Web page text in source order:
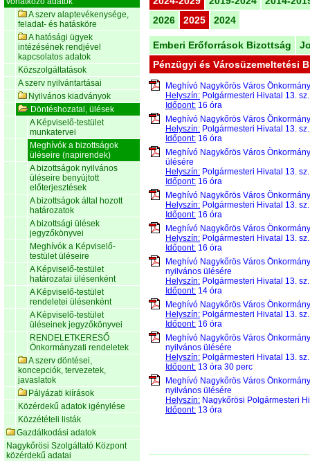
A szerv alaptevékenysége,
feladat- és hatásköre
A hatósági ügyek
intézésének rendjével
kapcsolatos adatok
Közszolgáltatások
A szerv nyilvántartásai
Nyilvános kiadványok
Döntéshozatal, ülések
A Képviselő-testület
munkatervei
Meghívók a bizottságok
üléseire (napirendek)
A bizottságok nyilvános
üléseire benyújtott
előterjesztések
A bizottságok által hozott
határozatok
A bizottsági ülések
jegyzőkönyvei
Meghívók a Képviselő-
testület üléseire
A Képviselő-testület
határozatai ülésenként
A Képviselő-testület
rendeletei ülésenként
A Képviselő-testület
üléseinek jegyzőkönyvei
RENDELETKERESŐ
Önkormányzati rendeletek
A szerv döntései,
koncepciók, tervezetek,
javaslatok
Pályázati kiírások
Közérdekű adatok igénylése
Közzétételi listák
Gazdálkodási adatok
Nagykőrösi Szolgáltató Központ
közérdekű adatai
2026
2025 2024
Emberi Erőforrások Bizottság
Pénzügyi és Városüzemeltetési
Meghívó Nagykőrös Város
Helyszín: Polgármesteri Hivatal 13.
Időpont: 16 óra
Meghívó Nagykőrös Város
Helyszín: Polgármesteri Hivatal 13.
Időpont: 16 óra
Meghívó Nagykőrös Város
ülésére
Helyszín: Polgármesteri Hivatal 13.
Időpont: 16 óra
Meghívó Nagykőrös Város
Helyszín: Polgármesteri Hivatal 13.
Időpont: 16 óra
Meghívó Nagykőrös Város
Helyszín: Polgármesteri Hivatal 13.
Időpont: 16 óra
Meghívó Nagykőrös Város
nyilvános ülésére
Helyszín: Polgármesteri Hivatal 13.
Időpont: 14 óra
Meghívó Nagykőrös Város
Helyszín: Polgármesteri Hivatal 13.
Időpont: 16 óra
Meghívó Nagykőrös Város
nyilvános ülésére
Helyszín: Polgármesteri Hivatal 13.
Időpont: 13 óra 30 perc
Meghívó Nagykőrös Város
nyilvános ülésére
Helyszín: Nagykőrösi Polgármesteri
Időpont: 13 óra